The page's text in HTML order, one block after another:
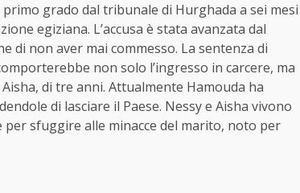
grado dal tribunale di Hurghada a sei mesi
egiziana. L’accusa è stata avanzata dal
di non aver mai commesso. La sentenza di
non solo l’ingresso in carcere, ma
di tre anni. Attualmente Hamouda ha
di lasciare il Paese. Nessy e Aisha vivono
sfuggire alle minacce del marito, noto per